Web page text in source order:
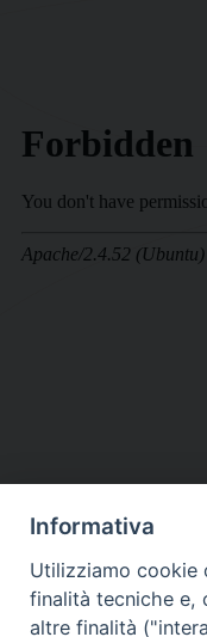
DIOCESI
Contatti:Tel.:
E-mail:
Informativa
Utilizziamo cookie
finalità tecniche e,
altre finalità